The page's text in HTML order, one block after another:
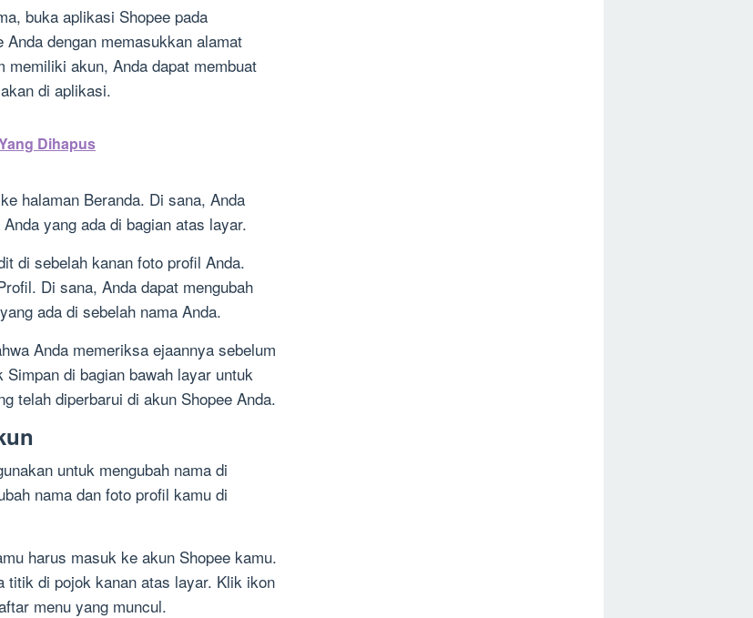
buka aplikasi Shopee pada
dengan memasukkan alamat
akun, Anda dapat membuat
di aplikasi.
Dihapus
halaman Beranda. Di sana, Anda
yang ada di bagian atas layar.
di sebelah kanan foto profil Anda.
Di sana, Anda dapat mengubah
ada di sebelah nama Anda.
Anda memeriksa ejaannya sebelum
di bagian bawah layar untuk
telah diperbarui di akun Shopee Anda.
untuk mengubah nama di
nama dan foto profil kamu di
harus masuk ke akun Shopee kamu.
titik di pojok kanan atas layar. Klik ikon
menu yang muncul.